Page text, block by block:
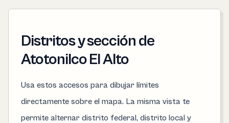
Distritos y sección de
Atotonilco El Alto
Usa estos accesos para dibujar límites
directamente sobre el mapa. La misma vista te
permite alternar distrito federal, distrito local y